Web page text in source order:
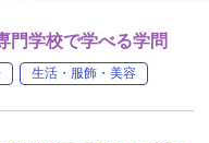
門学校で学べる学問
生活・服飾・美容